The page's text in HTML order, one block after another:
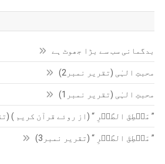
بدگمانی سب سے بڑا جھوٹ ہے
محبتِ الہٰی (تقریر نمبر2)
محبتِ الہٰی (تقریر نمبر1)
” مَنۡطِقَ الطَّیۡرِ “ (از روئے قرآن کریم )
” مَنۡطِقَ الطَّیۡرِ “ (تقریر نمبر3)